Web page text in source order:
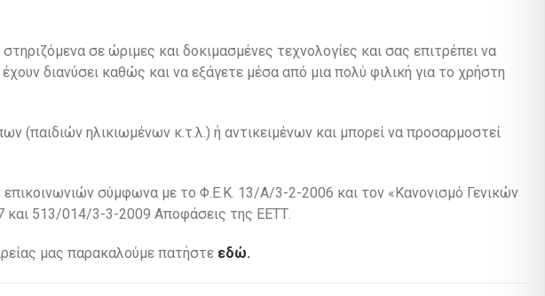
σε ώριμες και δοκιμασμένες τεχνολογίες και σας επιτρέπει να
διανύσει καθώς και να εξάγετε μέσα από μια πολύ φιλική για το χρήστη
(παιδιών ηλικιωμένων κ.τ.λ.) ή αντικειμένων και μπορεί να προσαρμοστεί
σύμφωνα με το Φ.Ε.Κ. 13/Α/3-2-2006 και τον «Κανονισμό Γενικών
και 513/014/3-3-2009 Αποφάσεις της ΕΕΤΤ.
μας παρακαλούμε πατήστε εδώ.